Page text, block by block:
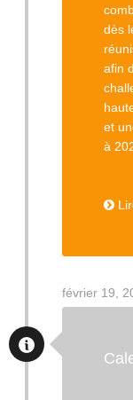
dès
afin
et
à
février 19,